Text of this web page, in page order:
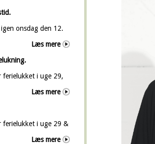
onsdag den 12.
Læs mere
ferielukket i uge 29,
Læs mere
ferielukket i uge 29 &
Læs mere